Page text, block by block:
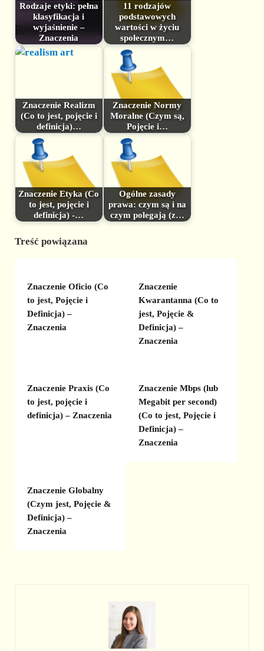
Rodzaje etyki: pełna
klasyfikacja i
wyjaśnienie –
Znaczenia
11 rodzajów
podstawowych
wartości w życiu
społecznym…
Znaczenie Realizm
(Co to jest, pojęcie i
definicja)…
Znaczenie Normy
Moralne (Czym są,
Pojęcie i…
Znaczenie Etyka (Co
to jest, pojęcie i
definicja) -…
Ogólne zasady
prawa: czym są i na
czym polegają (z…
Treść powiązana
Znaczenie Oficio (Co
to jest, Pojęcie i
Definicja) –
Znaczenia
Znaczenie
Kwarantanna (Co to
jest, Pojęcie &
Definicja) –
Znaczenia
Znaczenie Praxis (Co
to jest, pojęcie i
definicja) – Znaczenia
Znaczenie Mbps (lub
Megabit per second)
(Co to jest, Pojęcie i
Definicja) –
Znaczenia
Znaczenie Globalny
(Czym jest, Pojęcie &
Definicja) –
Znaczenia